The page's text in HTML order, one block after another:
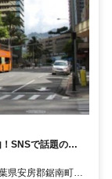
SNSで話題の